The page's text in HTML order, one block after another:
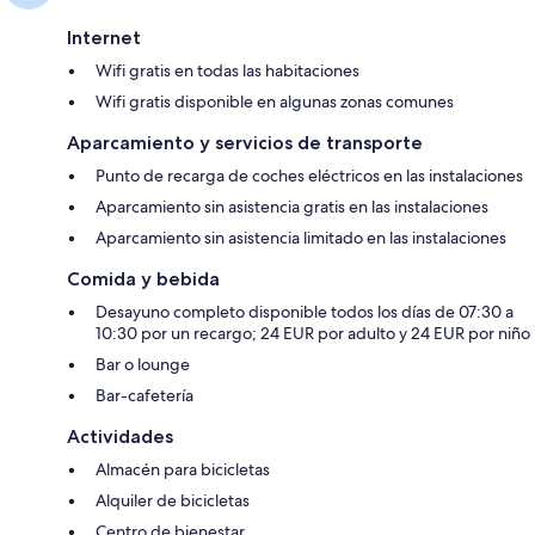
Internet
Wifi gratis en todas las habitaciones
Wifi gratis disponible en algunas zonas comunes
Aparcamiento y servicios de transporte
Punto de recarga de coches eléctricos en las instalaciones
Aparcamiento sin asistencia gratis en las instalaciones
Aparcamiento sin asistencia limitado en las instalaciones
Comida y bebida
Desayuno completo disponible todos los días de 07:30 a
10:30 por un recargo; 24 EUR por adulto y 24 EUR por niño
Bar o lounge
Bar-cafetería
Actividades
Almacén para bicicletas
Alquiler de bicicletas